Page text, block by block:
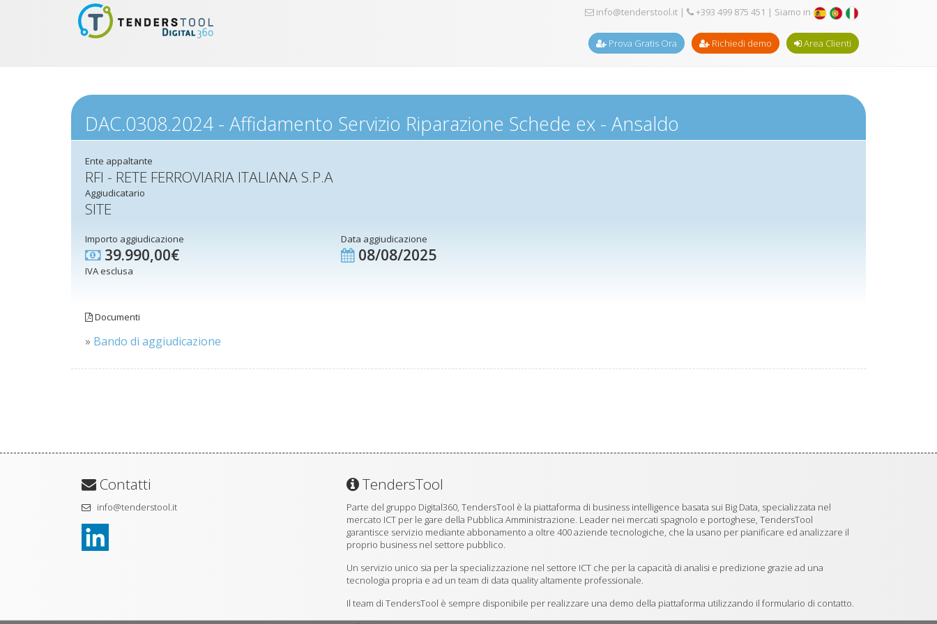
info@tenderstool.it | +393 499 875 451 | Siamo in
Prova Gratis Ora Richiedi demo Area Clienti
DAC.0308.2024 - Affidamento Servizio Riparazione Schede ex - Ansaldo
Ente appaltante
RFI - RETE FERROVIARIA ITALIANA S.P.A
Aggiudicatario
SITE
Importo aggiudicazione
39.990,00€
IVA esclusa
Data aggiudicazione
08/08/2025
Documenti
» Bando di aggiudicazione
Contatti
info@tenderstool.it
TendersTool
Parte del gruppo Digital360, TendersTool è la piattaforma di business intelligence basata sui Big Data, specializzata nel
mercato ICT per le gare della Pubblica Amministrazione. Leader nei mercati spagnolo e portoghese, TendersTool
garantisce servizio mediante abbonamento a oltre 400 aziende tecnologiche, che la usano per pianificare ed analizzare il
proprio business nel settore pubblico.
Un servizio unico sia per la specializzazione nel settore ICT che per la capacità di analisi e predizione grazie ad una
tecnologia propria e ad un team di data quality altamente professionale.
Il team di TendersTool è sempre disponibile per realizzare una demo della piattaforma utilizzando il formulario di contatto.